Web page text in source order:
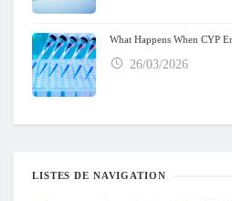
What Happens When CYP
26/03/2026
LISTES DE NAVIGATION